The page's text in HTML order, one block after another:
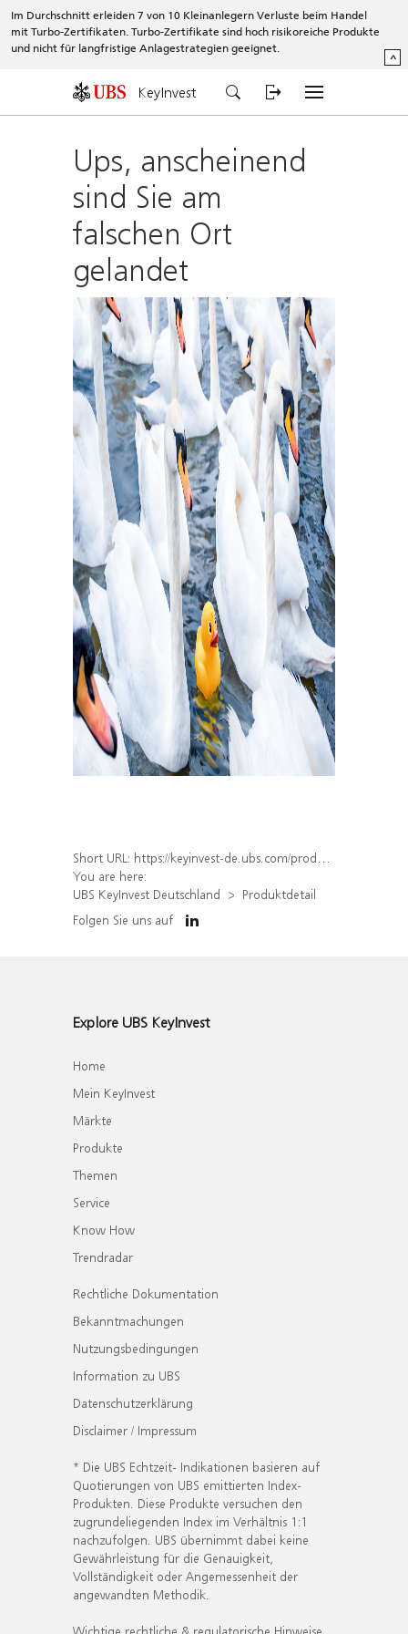
Im Durchschnitt erleiden 7 von 10 Kleinanlegern Verluste beim Handel
mit Turbo-Zertifikaten. Turbo-Zertifikate sind hoch risikoreiche Produkte
und nicht für langfristige Anlagestrategien geeignet.
^
KeyInvest
Ups, anscheinend
sind Sie am
falschen Ort
gelandet
Short URL: https://keyinvest-de.ubs.com/produkt/detail/index/isin/DE000WA54GJ4
You are here:
UBS KeyInvest Deutschland
Produktdetail
Folgen Sie uns auf
Explore UBS KeyInvest
Home
Mein KeyInvest
Märkte
Produkte
Themen
Service
Know How
Trendradar
Rechtliche Dokumentation
Bekanntmachungen
Nutzungsbedingungen
Information zu UBS
Datenschutzerklärung
Disclaimer / Impressum
* Die UBS Echtzeit- Indikationen basieren auf
Quotierungen von UBS emittierten Index-
Produkten. Diese Produkte versuchen den
zugrundeliegenden Index im Verhältnis 1:1
nachzufolgen. UBS übernimmt dabei keine
Gewährleistung für die Genauigkeit,
Vollständigkeit oder Angemessenheit der
angewandten Methodik.